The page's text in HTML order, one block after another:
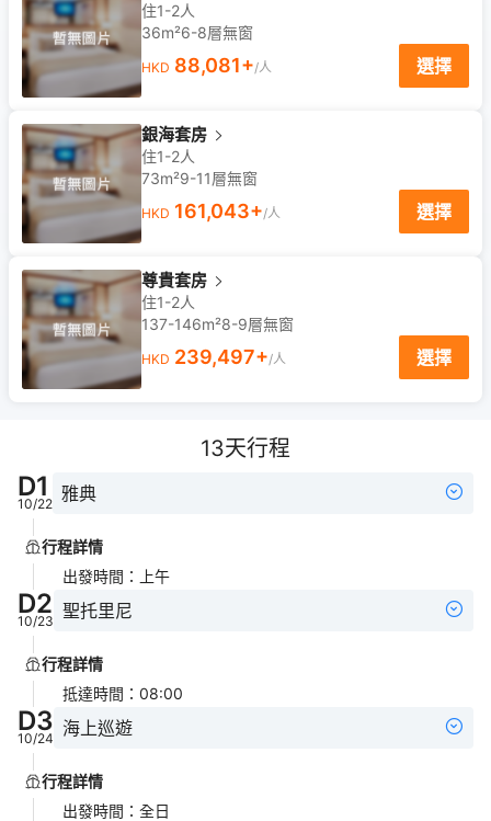
住1-2人
36m²6-8層無窗
HKD 88,081+/人 選擇
銀海套房
住1-2人
73m²9-11層無窗
HKD 161,043+/人 選擇
尊貴套房
住1-2人
137-146m²8-9層無窗
HKD 239,497+/人 選擇
13天行程
D1
10/22 雅典
行程詳情
出發時間 ： 上午
D2
10/23 聖托里尼
行程詳情
抵達時間 ： 08:00
D3
10/24 海上巡遊
行程詳情
出發時間 ： 全日